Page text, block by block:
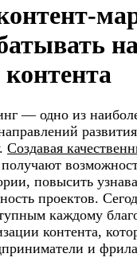
контента
— одно из
Создавая
повысить
проектов.
каждому
контента,
и